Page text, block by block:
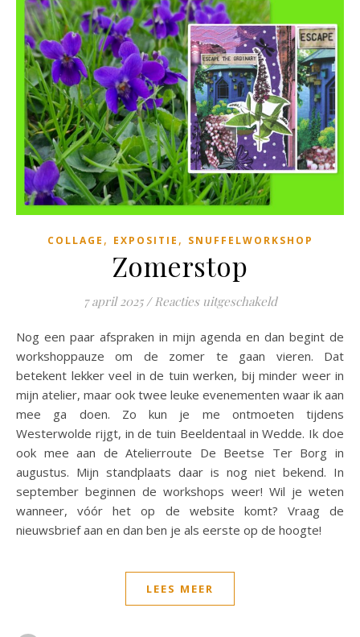
COLLAGE , EXPOSITIE , SNUFFELWORKSHOP
Zomerstop
7 april 2025 / Reacties uitgeschakeldvoor
Nog een paar afspraken in mijn agenda en dan begint de
workshoppauze om de zomer te gaan vieren. Dat
betekent lekker veel in de tuin werken, bij minder weer in
mijn atelier, maar ook twee leuke evenementen waar ik aan
mee ga doen. Zo kun je me ontmoeten tijdens
Westerwolde rijgt, in de tuin Beeldentaal in Wedde. Ik doe
ook mee aan de Atelierroute De Beetse Ter Borg in
augustus. Mijn standplaats daar is nog niet bekend. In
september beginnen de workshops weer! Wil je weten
wanneer, vóór het op de website komt? Vraag de
nieuwsbrief aan en dan ben je als eerste op de hoogte!
LEES MEER